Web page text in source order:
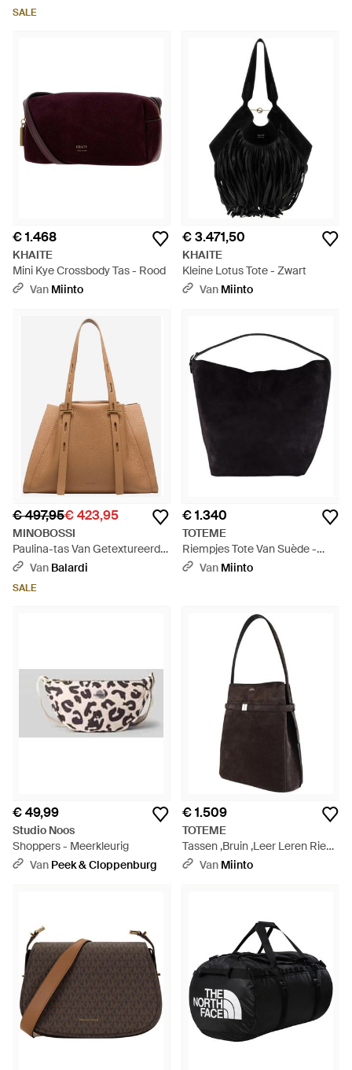
SALE
€ 1.468
KHAITE
Mini Kye Crossbody Tas - Rood
Van Miinto
€ 3.471,50
KHAITE
Kleine Lotus Tote - Zwart
Van Miinto
€ 497,95€ 423,95
MINOBOSSI
Paulina-tas Van Getextureerd
Leer - Bruin
Van Balardi
SALE
€ 1.340
TOTEME
Riempjes Tote Van Suède -
Zwart
Van Miinto
€ 49,99
Studio Noos
Shoppers - Meerkleurig
Van Peek & Cloppenburg
€ 1.509
TOTEME
Tassen ,Bruin ,Leer Leren Riem
Tas - Zwart
Van Miinto